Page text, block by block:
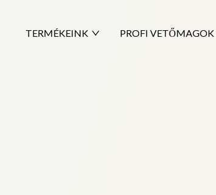
TERMÉKEINK PROFI VETŐMAGOK